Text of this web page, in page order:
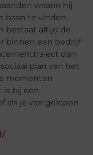
waarin hij
baan te vinden.
bestaat altijd de
binnen een bedrijf
dan
plan van het
momenten
bij een
als je vastgelopen